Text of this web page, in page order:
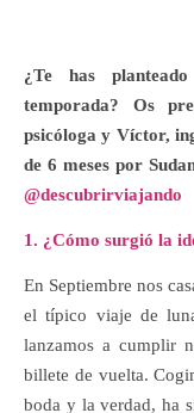
¿Te has planteado alguna vez viajar por una larga
temporada? Os
psicóloga y Víctor,
de 6 meses por
@descubrirviajando
1. ¿Cómo surgió la
En Septiembre nos
el típico viaje de
lanzamos a cumplir
billete de vuelta.
boda y la verdad, ha